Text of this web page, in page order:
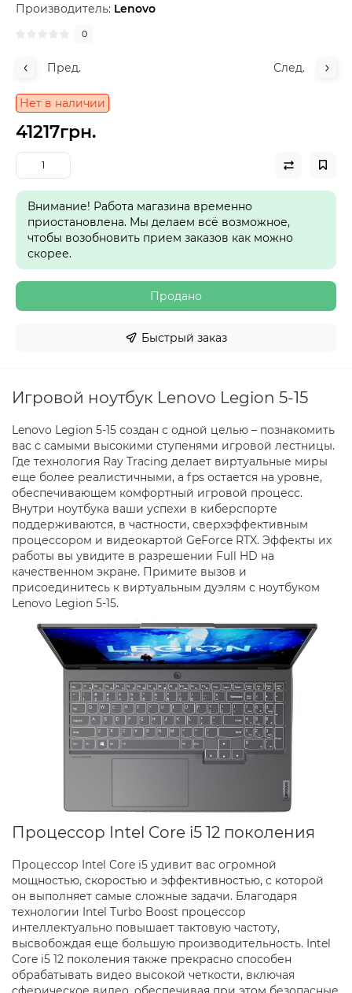
Производитель: Lenovo
0
Пред. След.
Нет в наличии
41217грн.
Внимание! Работа магазина временно
приостановлена. Мы делаем всё возможное,
чтобы возобновить прием заказов как можно
скорее.
Продано
Быстрый заказ
Игровой ноутбук Lenovo Legion 5-15
Lenovo Legion 5-15 создан с одной целью – познакомить
вас с самыми высокими ступенями игровой лестницы.
Где технология Ray Tracing делает виртуальные миры
еще более реалистичными, а fps остается на уровне,
обеспечивающем комфортный игровой процесс.
Внутри ноутбука ваши успехи в киберспорте
поддерживаются, в частности, сверхэффективным
процессором и видеокартой GeForce RTX. Эффекты их
работы вы увидите в разрешении Full HD на
качественном экране. Примите вызов и
присоединитесь к виртуальным дуэлям с ноутбуком
Lenovo Legion 5-15.
Процессор Intel Core i5 12 поколения
Процессор Intel Core i5 удивит вас огромной
мощностью, скоростью и эффективностью, с которой
он выполняет самые сложные задачи. Благодаря
технологии Intel Turbo Boost процессор
интеллектуально повышает тактовую частоту,
высвобождая еще большую производительность. Intel
Core i5 12 поколения также прекрасно способен
обрабатывать видео высокой четкости, включая